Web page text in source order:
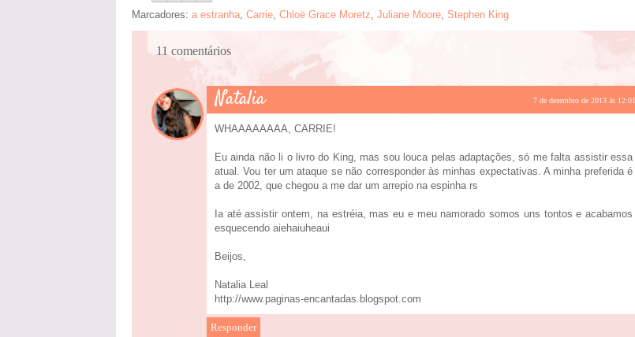
Marcadores: a estranha, Carrie, Chloë Grace Moretz, Juliane Moore, Stephen King
11 comentários
Natalia 7 de dezembro de 2013 às 12:01
WHAAAAAAAA, CARRIE!
Eu ainda não li o livro do King, mas sou louca pelas adaptações, só me falta assistir essa
atual. Vou ter um ataque se não corresponder às minhas expectativas. A minha preferida é
a de 2002, que chegou a me dar um arrepio na espinha rs
Ia até assistir ontem, na estréia, mas eu e meu namorado somos uns tontos e acabamos
esquecendo aiehaiuheaui
Beijos,
Natalia Leal
http://www.paginas-encantadas.blogspot.com
Responder